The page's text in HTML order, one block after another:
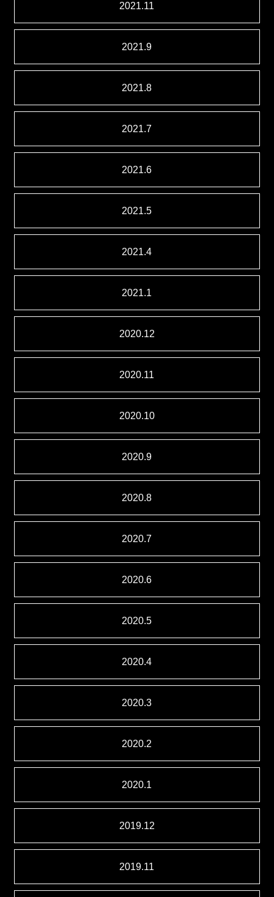
2021.11
2021.9
2021.8
2021.7
2021.6
2021.5
2021.4
2021.1
2020.12
2020.11
2020.10
2020.9
2020.8
2020.7
2020.6
2020.5
2020.4
2020.3
2020.2
2020.1
2019.12
2019.11